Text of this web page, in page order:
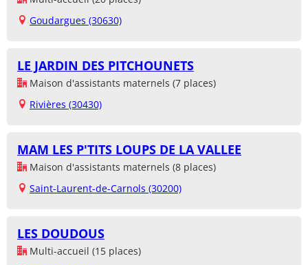
Goudargues (30630)
LE JARDIN DES PITCHOUNETS
Maison d'assistants maternels (7 places)
Rivières (30430)
MAM LES P'TITS LOUPS DE LA VALLEE
Maison d'assistants maternels (8 places)
Saint-Laurent-de-Carnols (30200)
LES DOUDOUS
Multi-accueil (15 places)